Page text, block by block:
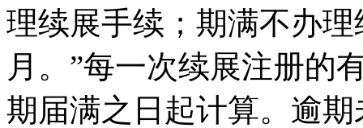
理续展手续；期满不办
月。”每一次续展注册的
期届满之日起计算。逾